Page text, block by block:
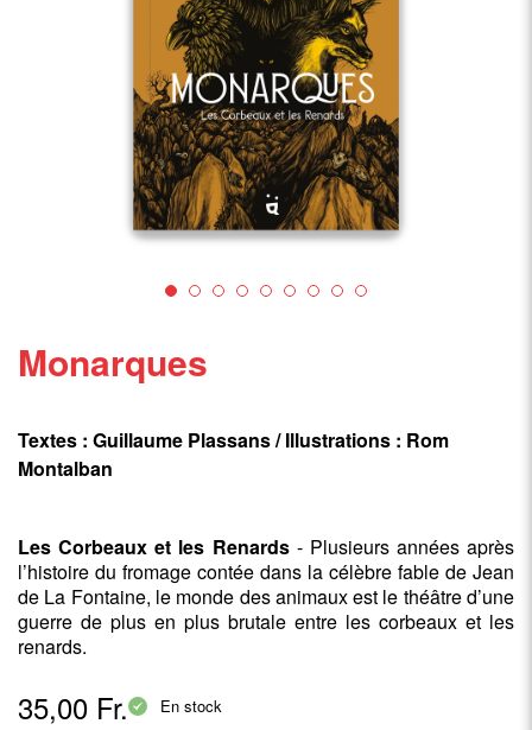
Monarques
Textes : Guillaume Plassans / Illustrations : Rom
Montalban
Les Corbeaux et les Renards- Plusieurs années après
l’histoire du fromage contée dans la célèbre fable de Jean
de La Fontaine, le monde des animaux est le théâtre d’une
guerre de plus en plus brutale entre les corbeaux et les
renards.
35,00 Fr. En stock